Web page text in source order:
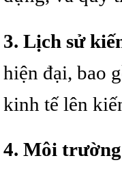
3. Lịch sử
hiện đại, bao
kinh tế lên
4. Môi